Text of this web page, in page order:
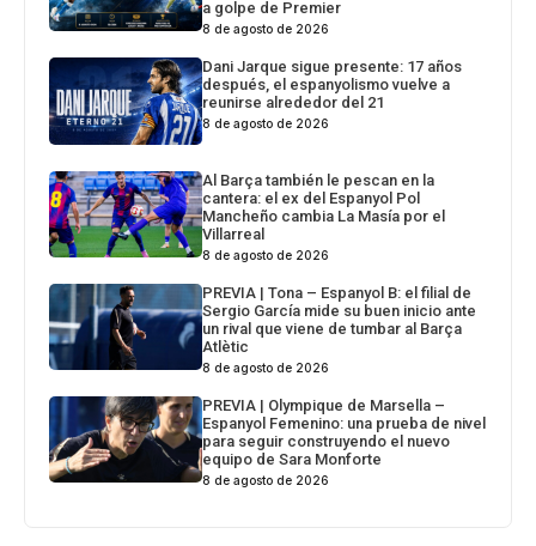
a golpe de Premier
8 de agosto de 2026
Dani Jarque sigue presente: 17 años
después, el espanyolismo vuelve a
reunirse alrededor del 21
8 de agosto de 2026
Al Barça también le pescan en la
cantera: el ex del Espanyol Pol
Mancheño cambia La Masía por el
Villarreal
8 de agosto de 2026
PREVIA | Tona – Espanyol B: el filial de
Sergio García mide su buen inicio ante
un rival que viene de tumbar al Barça
Atlètic
8 de agosto de 2026
PREVIA | Olympique de Marsella –
Espanyol Femenino: una prueba de nivel
para seguir construyendo el nuevo
equipo de Sara Monforte
8 de agosto de 2026